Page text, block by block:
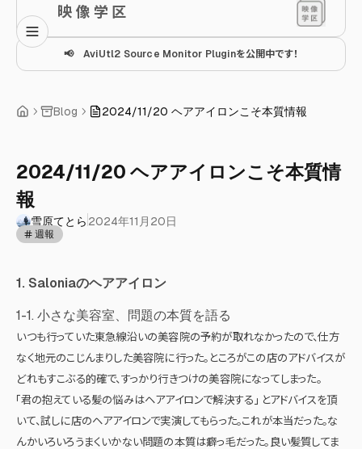
映 像 学 区
📢 AviUtl2 Source Monitor Pluginを公開中です！
Blog 2024/11/20 ヘアアイロンこそ本質情報
2024/11/20 ヘアアイロンこそ本質情
報
雪原てとら 2024年11月20日
週報
1. Saloniaのヘアアイロン
1-1. 小さな美容室、問題の本質を語る
いつも行っていた東急線沿いの美容院の予約が取れなかったので、仕方
なく地元のこじんまりした美容院に行った。ところがこの店のアドバイスが
どれもすこぶる的確で、すっかり行きつけの美容院になってしまった。
「君の抱えている髪の悩みはヘアアイロンで解決する」 とアドバイスを頂
いて、試しに店のヘアアイロンで実演してもらった。これが本当だった。な
んかいろいろうまくいかない問題の本質は癖っ毛だった。良い髪質してま